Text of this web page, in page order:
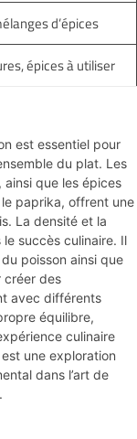
d’épices
épices à utiliser
est essentiel pour
du plat. Les
ainsi que les épices
paprika, offrent une
La densité et la
succès culinaire. Il
poisson ainsi que
créer des
avec différents
équilibre,
culinaire
une exploration
dans l’art de